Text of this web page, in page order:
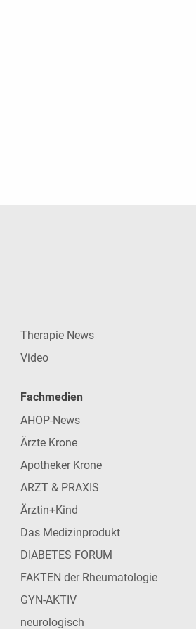
Therapie News
Video
Fachmedien
AHOP-News
Ärzte Krone
Apotheker Krone
ARZT & PRAXIS
Ärztin+Kind
Das Medizinprodukt
DIABETES FORUM
FAKTEN der Rheumatologie
GYN-AKTIV
neurologisch